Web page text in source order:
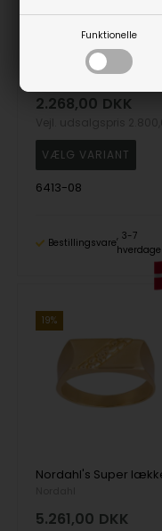
Funktionelle
Guld & Sølv Design
2.268,00 DKK
6413-08
Bestillingsvare
3-7
hverdage
19%
5.261,00 DKK